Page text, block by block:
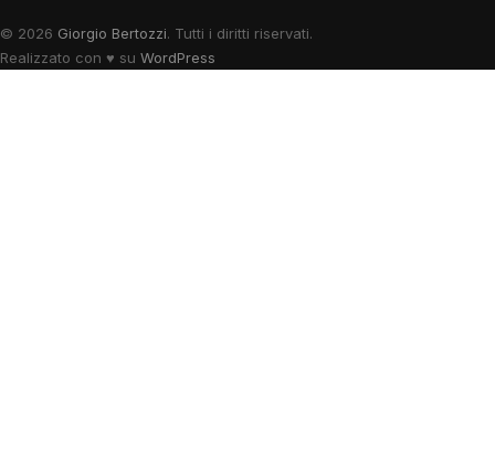
© 2026 Giorgio Bertozzi. Tutti i diritti riservati.
Realizzato con ♥ su WordPress